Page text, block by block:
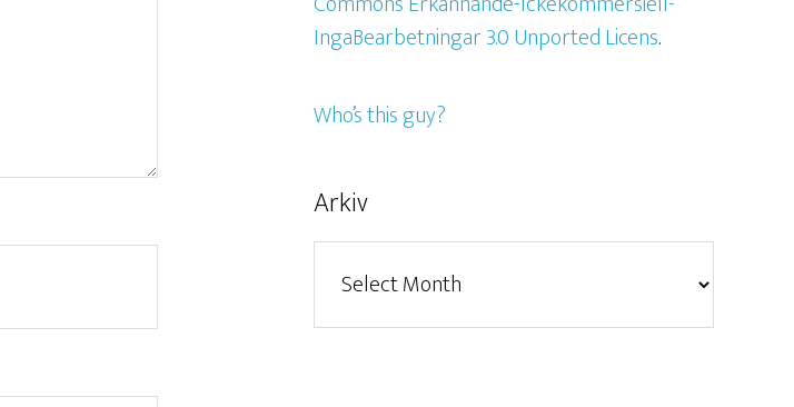
IngaBearbetningar 3.0 Unported Licens.
Who’s this guy?
Arkiv